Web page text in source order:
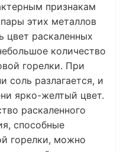
признакам
этих металлов
цвет раскаленных
количество
горелки. При
соль разлагается, и
ярко-желтый цвет.
раскаленного
способные
горелки, можно